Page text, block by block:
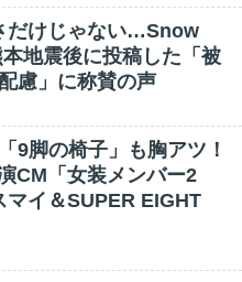
だけじゃない…Snow
地震後に投稿した「被
慮」に称賛の声
9脚の椅子」も胸アツ！
CM「女装メンバー2
マイ＆SUPER EIGHT